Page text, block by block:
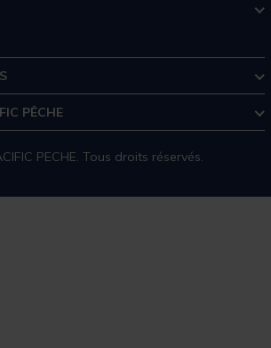
PÊCHE
PECHE. Tous droits réservés.